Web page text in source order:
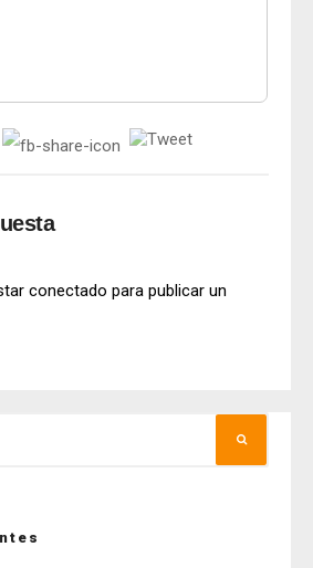
conectado para publicar un